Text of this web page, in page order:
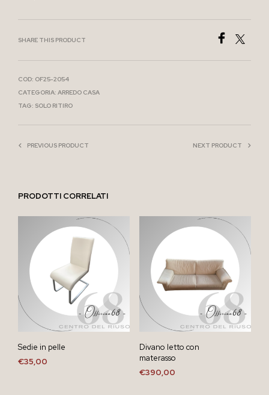
SHARE THIS PRODUCT
COD: OF25-2054
CATEGORIA: ARREDO CASA
TAG: SOLO RITIRO
PREVIOUS PRODUCT NEXT PRODUCT
PRODOTTI CORRELATI
Sedie in pelle
€35,00
Divano letto con
materasso
€390,00